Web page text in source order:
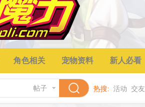
角色相关 宠物资料 新人必看
帖子 热搜: 活动 交友